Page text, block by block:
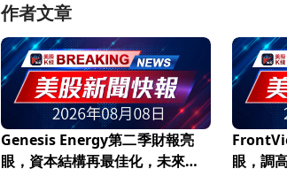
作者文章
Genesis Energy第二季財報亮
眼，資本結構再最佳化，未來展
眼，調